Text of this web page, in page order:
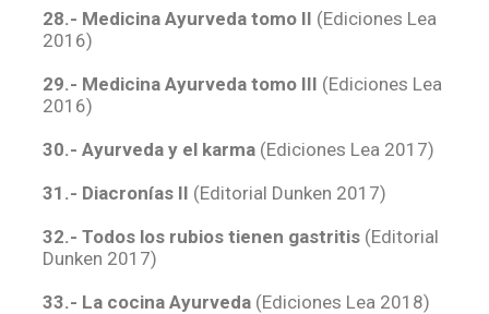
28.- Medicina Ayurveda tomo II (Ediciones Lea
2016)
29.- Medicina Ayurveda tomo III (Ediciones Lea
2016)
30.- Ayurveda y el karma (Ediciones Lea 2017)
31.- Diacronías II (Editorial Dunken 2017)
32.- Todos los rubios tienen gastritis (Editorial
Dunken 2017)
33.- La cocina Ayurveda (Ediciones Lea 2018)